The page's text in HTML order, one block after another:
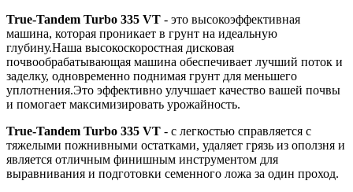
True-Tandem Turbo 335 VT - это высокоэффективная
машина, которая проникает в грунт на идеальную
глубину.Наша высокоскоростная дисковая
почвообрабатывающая машина обеспечивает лучший поток и
заделку, одновременно поднимая грунт для меньшего
уплотнения.Это эффективно улучшает качество вашей почвы
и помогает максимизировать урожайность.
True-Tandem Turbo 335 VT - с легкостью справляется с
тяжелыми пожнивными остатками, удаляет грязь из оползня и
является отличным финишным инструментом для
выравнивания и подготовки семенного ложа за один проход.